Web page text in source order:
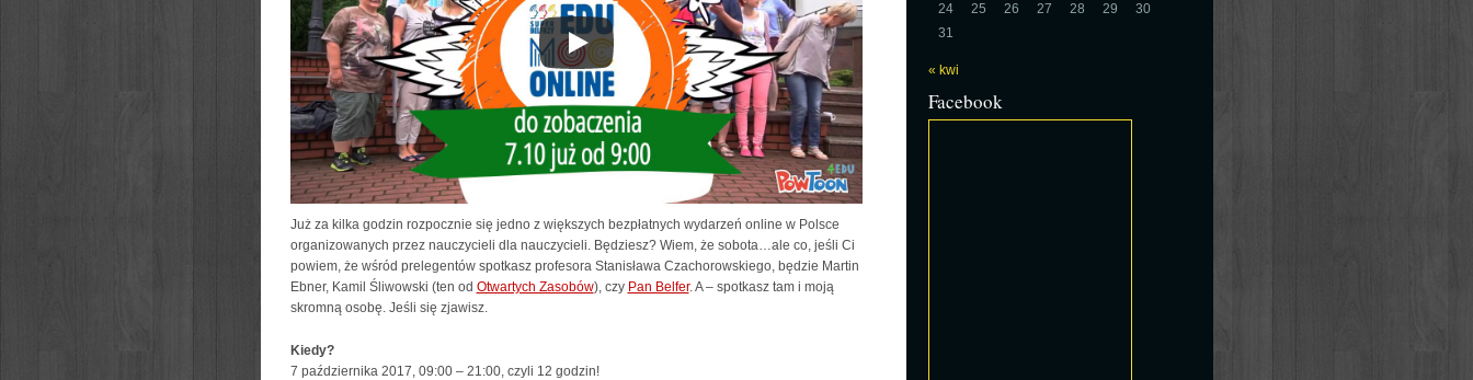
Już za kilka godzin rozpocznie się jedno z większych bezpłatnych wydarzeń online w Polsce
organizowanych przez nauczycieli dla nauczycieli. Będziesz? Wiem, że sobota…ale co, jeśli Ci
powiem, że wśród prelegentów spotkasz profesora Stanisława Czachorowskiego, będzie Martin
Ebner, Kamil Śliwowski (ten od Otwartych Zasobów), czy Pan Belfer. A – spotkasz tam i moją
skromną osobę. Jeśli się zjawisz.
Kiedy?
7 października 2017, 09:00 – 21:00, czyli 12 godzin!
24
25 26 27 28 29
30
31
« kwi
Facebook